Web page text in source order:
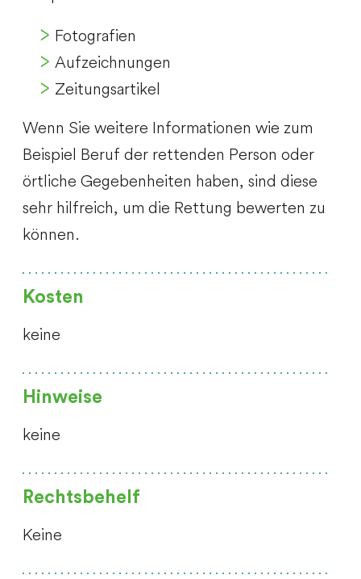
Fotografien
Aufzeichnungen
Zeitungsartikel
Wenn Sie weitere Informationen wie zum
Beispiel Beruf der rettenden Person oder
örtliche Gegebenheiten haben, sind diese
sehr hilfreich, um die Rettung bewerten zu
können.
Kosten
keine
Hinweise
keine
Rechtsbehelf
Keine